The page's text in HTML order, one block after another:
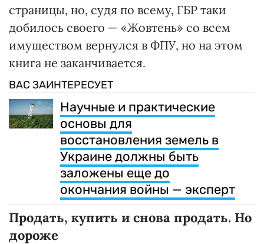
страницы, но, судя по всему, ГБР таки
добилось своего — «Жовтень» со всем
имуществом вернулся в ФПУ, но на этом
книга не заканчивается.
ВАС ЗАИНТЕРЕСУЕТ
Научные и практические
основы для
восстановления земель в
Украине должны быть
заложены еще до
окончания войны — эксперт
Продать, купить и снова продать. Но
дороже